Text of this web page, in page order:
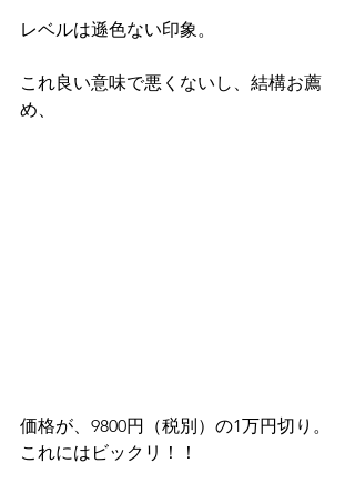
レベルは遜色ない印象。
これ良い意味で悪くないし、結構お薦
め、
価格が、9800円（税別）の1万円切り。
これにはビックリ！！